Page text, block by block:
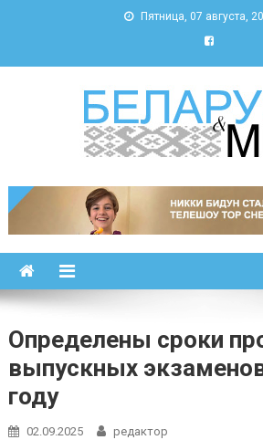
Пятница, 07 августа,
Беларусь и мир
Определены сроки
выпускных
году
02.09.2025 редактор